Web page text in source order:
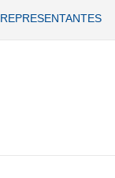
REPRESENTANTES